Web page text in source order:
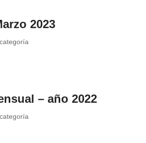
2023
– año 2022